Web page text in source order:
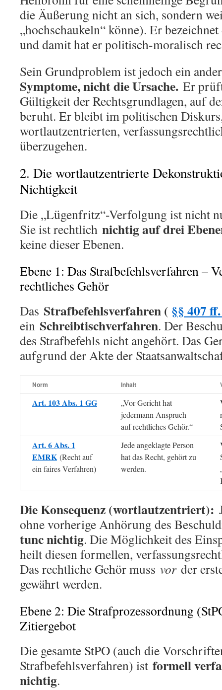
die Äußerung nicht an sich, sondern
„hochschaukeln“ könne). Er
und damit hat er politisch-moralisch
Sein Grundproblem ist jedoch ein
Symptome, nicht die Ursache. Er
Gültigkeit der Rechtsgrundlagen, auf
beruht. Er bleibt im politischen
wortlautzentrierten,
überzugehen.
2. Die wortlautzentrierte
Nichtigkeit
Die „Lügenfritz“-Verfolgung ist nicht
Sie ist rechtlich nichtig auf drei
keine dieser Ebenen.
Ebene 1: Das Strafbefehlsverfahren –
rechtliches Gehör
Das Strafbefehlsverfahren ( §§ 407
ein Schreibtischverfahren. Der
des Strafbefehls nicht angehört. Das
aufgrund der Akte der
Norm Inhalt
Art. 103 Abs. 1 GG
„Vor Gericht hat
jedermann Anspruch
auf rechtliches Gehör.“
Art. 6 Abs. 1
EMRK (Recht auf
ein faires Verfahren)
Jede angeklagte Person
hat das Recht, gehört zu
werden.
Die Konsequenz (wortlautzentriert):
ohne vorherige Anhörung des
tunc nichtig. Die Möglichkeit des
heilt diesen formellen,
Das rechtliche Gehör muss vorder
gewährt werden.
Ebene 2: Die Strafprozessordnung
Zitiergebot
Die gesamte StPO (auch die
Strafbefehlsverfahren) ist formell
nichtig.